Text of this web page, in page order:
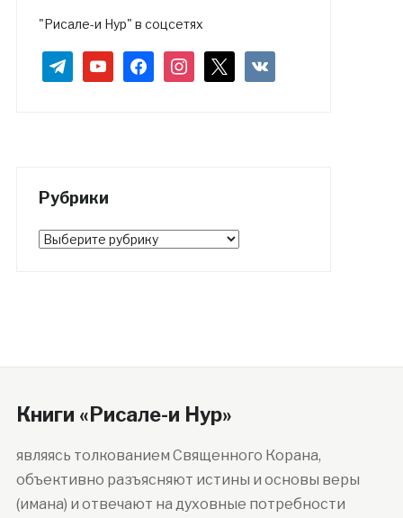
"Рисале-и Нур" в соцсетях
telegramyoutubefacebookinstagram vkontakte
Рубрики
Рубрики
Книги «Рисале-и Нур»
являясь толкованием Священного Корана,
объективно разъясняют истины и основы веры
(имана) и отвечают на духовные потребности